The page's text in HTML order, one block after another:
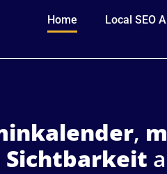
Home Local SEO
,
Sichtbarkeit